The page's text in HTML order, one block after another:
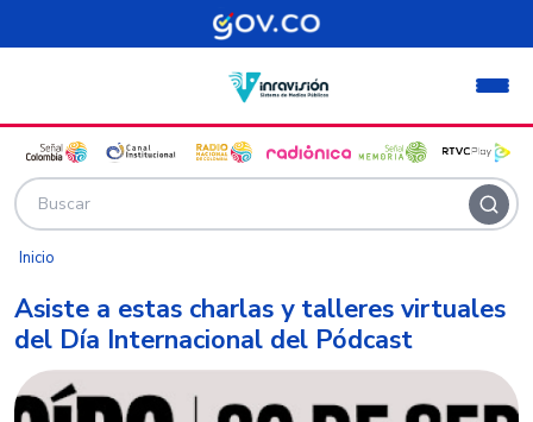
Pasar al contenido principal
Inicio
Asiste a estas charlas y talleres virtuales
del Día Internacional del Pódcast